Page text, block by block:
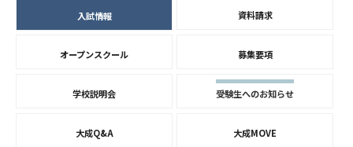
入試情報 資料請求
オープンスクール 募集要項
学校説明会 受験生へのお知らせ
大成Q&A 大成MOVE